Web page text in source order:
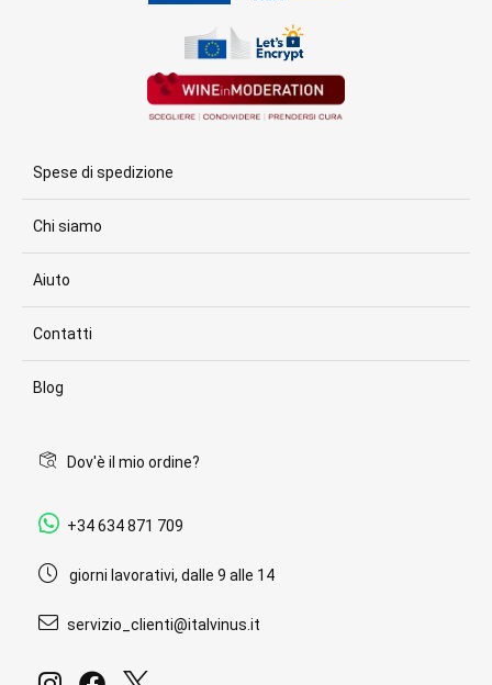
Spese di spedizione
Chi siamo
Aiuto
Contatti
Blog
Dov'è il mio ordine?
+34 634 871 709
giorni lavorativi, dalle 9 alle 14
servizio_clienti@italvinus.it